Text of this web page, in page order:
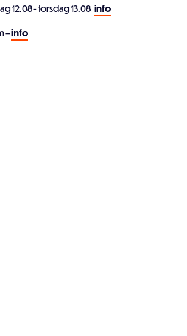
12.08 - torsdag 13.08 info
–info